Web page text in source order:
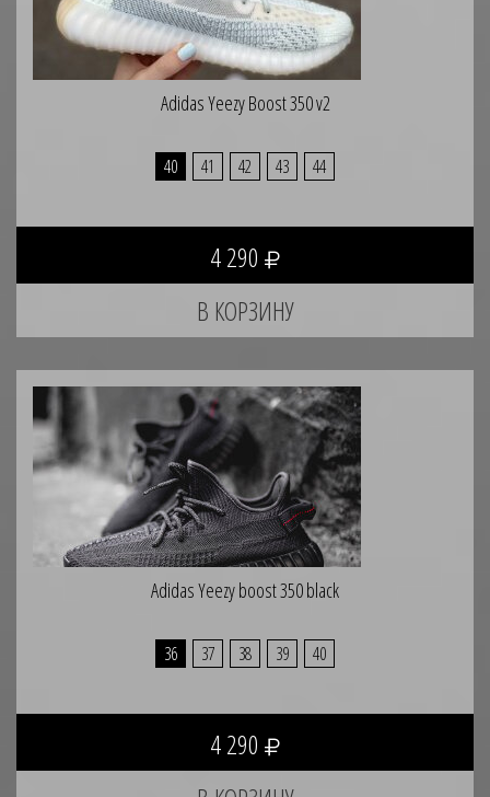
Adidas Yeezy Boost 350 v2
40 41 42 43 44
4 290
Adidas Yeezy boost 350 black
36 37 38 39 40
4 290